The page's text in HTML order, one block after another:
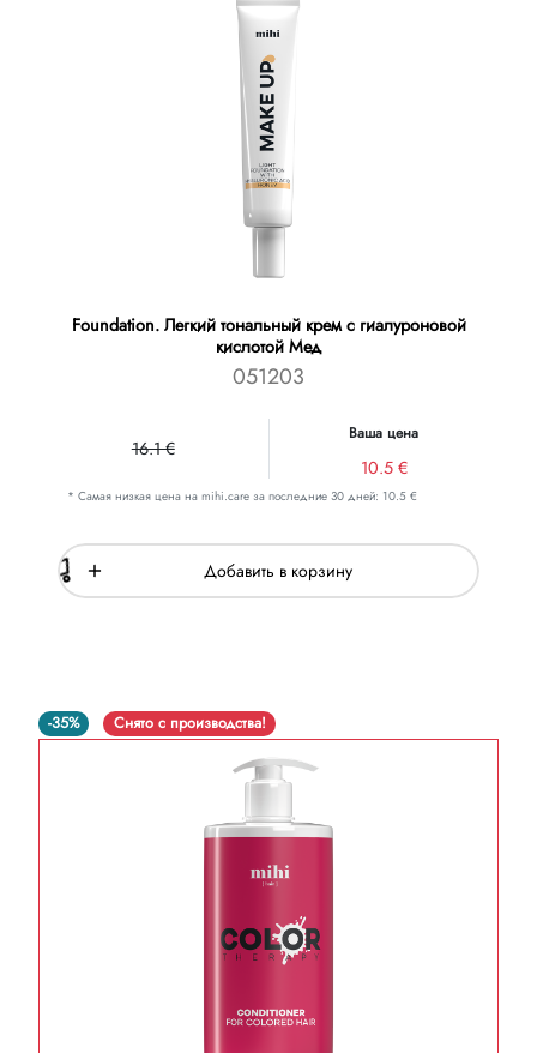
Foundation. Легкий тональный крем с гиалуроновой
кислотой Мед
051203
16.1 €
Ваша цена
10.5 €
* Самая низкая цена на mihi.care за последние 30 дней: 10.5 €
Добавить в корзину
-35% Снято с производства!